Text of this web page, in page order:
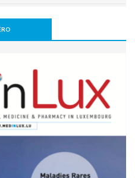
en vigueur de l'Espace
(EEDS).
à long terme le
l’os, mais pas
intervertébral
riche réduit la cognition